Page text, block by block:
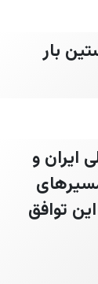
بار
ایران و
توافق